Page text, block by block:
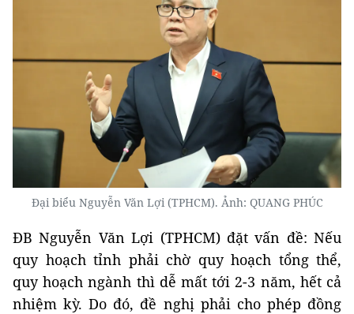
Đại biểu Nguyễn Văn Lợi (TPHCM). Ảnh: QUANG PHÚC
ĐB Nguyễn Văn Lợi (TPHCM) đặt vấn đề: Nếu
quy hoạch tỉnh phải chờ quy hoạch tổng thể,
quy hoạch ngành thì dễ mất tới 2-3 năm, hết cả
nhiệm kỳ. Do đó, đề nghị phải cho phép đồng